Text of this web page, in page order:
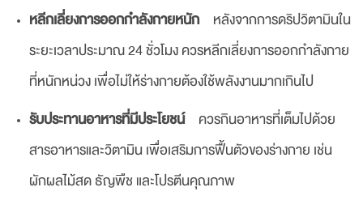
หลีกเลี่ยงการออกกำลังกายหนัก หลังจากการดริปวิตามินใน
ระยะเวลาประมาณ 24 ชั่วโมง ควรหลีกเลี่ยงการออกกำลังกาย
ที่หนักหน่วง เพื่อไม่ให้ร่างกายต้องใช้พลังงานมากเกินไป
รับประทานอาหารที่มีประโยชน์ ควรกินอาหารที่เต็มไปด้วย
สารอาหารและวิตามิน เพื่อเสริมการฟื้นตัวของร่างกาย เช่น
ผักผลไม้สด ธัญพืช และโปรตีนคุณภาพ